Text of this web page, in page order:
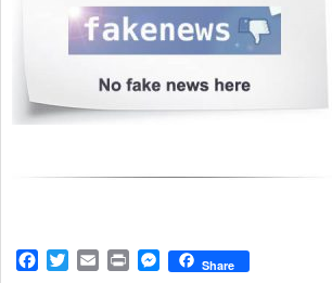
Facebook
TwitterEmailPrintMessenger
Share